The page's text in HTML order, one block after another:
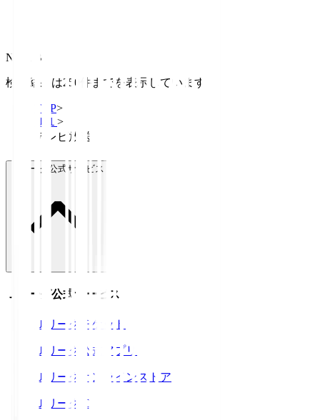
NHK BS
検索結果は250件までを表示しています
TOP>
Ｊ１ >
テレビ放送
Ｊリーグ公式サービス
Ｊリーグ公式サービス
Ｊリーグチケット
Ｊリーグ公式アプリ
Ｊリーグオンラインストア
ＪリーグID